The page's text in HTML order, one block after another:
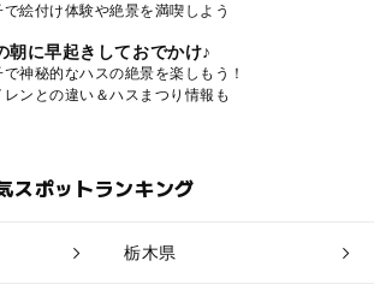
で絵付け体験や絶景を満喫しよう
朝に早起きしておでかけ♪
で神秘的なハスの絶景を楽しもう！
レンとの違い＆ハスまつり情報も
スポットランキング
栃木県